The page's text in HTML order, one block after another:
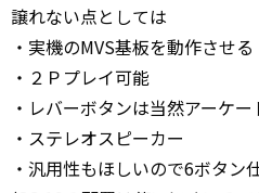
譲れない点としては
・実機のMVS基板を動作させる
・２Ｐプレイ可能
・レバーボタンは当然アーケ
・ステレオスピーカー
・汎用性もほしいので6ボタン